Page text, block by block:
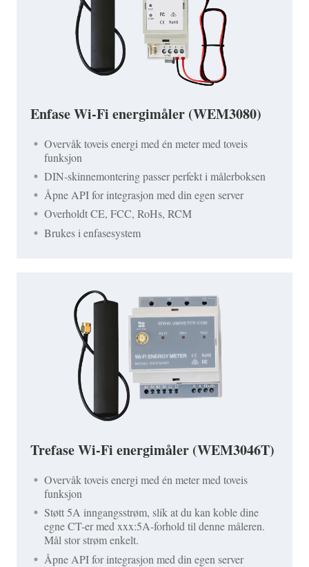
Enfase Wi-Fi energimåler (WEM3080)
Overvåk toveis energi med én meter med toveis
funksjon
DIN-skinnemontering passer perfekt i målerboksen
Åpne API for integrasjon med din egen server
Overholdt CE, FCC, RoHs, RCM
Brukes i enfasesystem
Trefase Wi-Fi energimåler (WEM3046T)
Overvåk toveis energi med én meter med toveis
funksjon
Støtt 5A inngangsstrøm, slik at du kan koble dine
egne CT-er med xxx:5A-forhold til denne måleren.
Mål stor strøm enkelt.
Åpne API for integrasjon med din egen server